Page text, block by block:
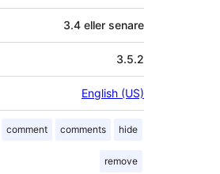
3.4 eller senare
3.5.2
English (US)
comment comments hide
remove